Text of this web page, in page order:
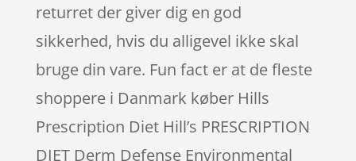
returret der giver dig en god
sikkerhed, hvis du alligevel ikke skal
bruge din vare. Fun fact er at de fleste
shoppere i Danmark køber Hills
Prescription Diet Hill’s PRESCRIPTION
DIET Derm Defense Environmental